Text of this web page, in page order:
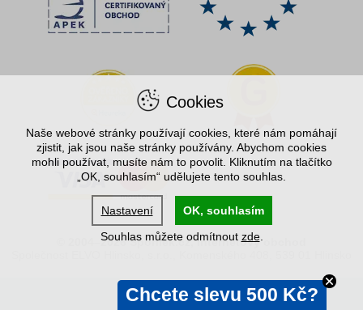
© 2004–2026 Spořílek.cz, internetový obchod
Cookies
Naše webové stránky používají cookies, které nám pomáhají
zjistit, jak jsou naše stránky používány. Abychom cookies
mohli používat, musíte nám to povolit. Kliknutím na tlačítko
„OK, souhlasím“ udělujete tento souhlas.
Nastavení
OK, souhlasím
Souhlas můžete odmítnout zde.
Chcete slevu 500 Kč?